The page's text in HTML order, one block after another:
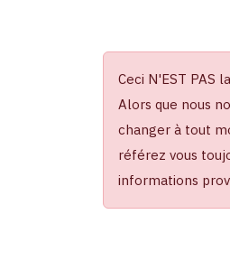
Ceci N'EST PAS
Alors que nous
changer à tout
référez vous
informations